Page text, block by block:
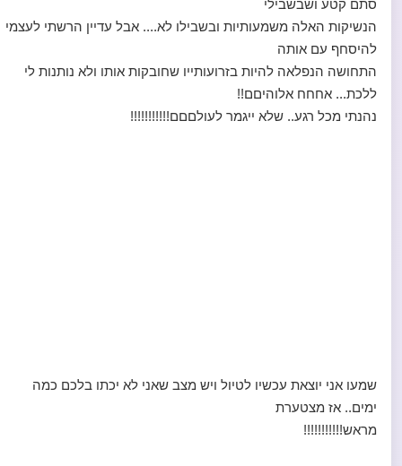
סתם קטע ושבשבילי
הנשיקות האלה משמעותיות ובשבילו לא.... אבל עדיין הרשתי לעצמי
להיסחף עם אותה
התחושה הנפלאה להיות בזרועותייו שחובקות אותו ולא נותנות לי
ללכת... אחחח אלוהיםם!!
נהנתי מכל רגע.. שלא ייגמר לעולםםם!!!!!!!!!!!
שמעו אני יוצאת עכשיו לטיול ויש מצב שאני לא יכתו בלכם כמה
ימים.. אז מצטערת
מראש!!!!!!!!!!!